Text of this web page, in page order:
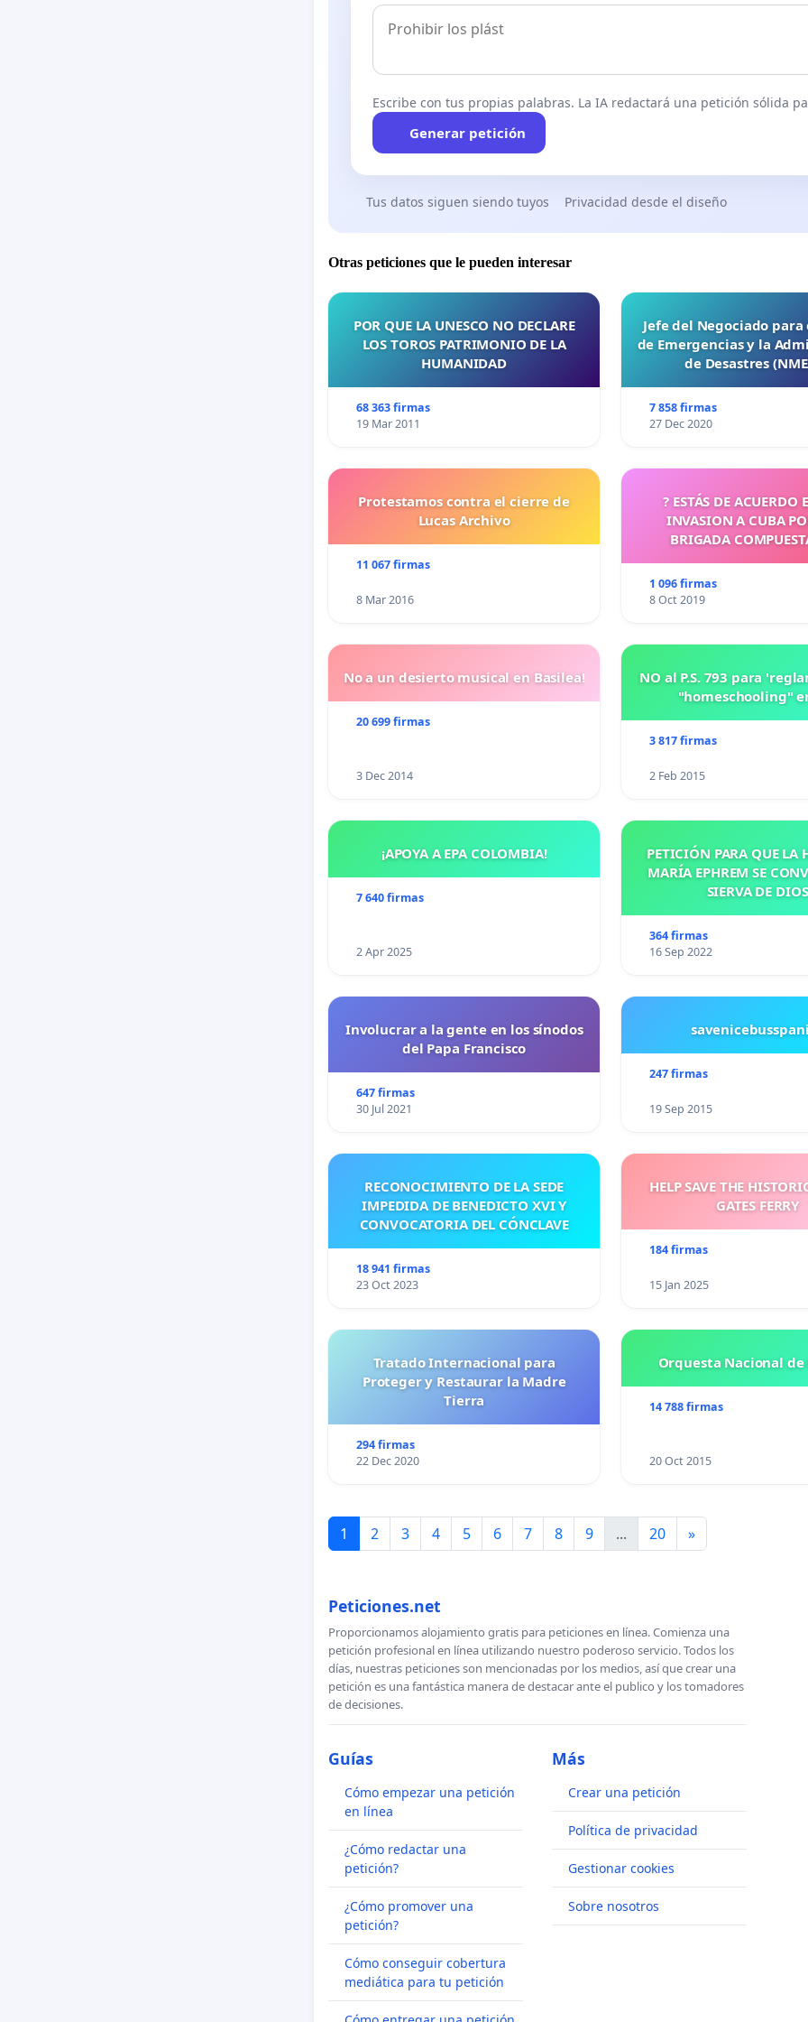
Escribe con tus propias palabras. La IA redactará una petición sólida
Generar petición
Tus datos siguen siendo tuyos Privacidad desde el diseño
Otras peticiones que le pueden interesar
POR QUE LA UNESCO NO DECLARE
LOS TOROS PATRIMONIO DE LA
HUMANIDAD
68 363 firmas
19 Mar 2011
Jefe del Negociado
de Emergencias y la
de Desastres
7 858 firmas
27 Dec 2020
Protestamos contra el cierre de
Lucas Archivo
11 067 firmas
8 Mar 2016
? ESTÁS DE ACUERDO
INVASION A CUBA
BRIGADA
1 096 firmas
8 Oct 2019
No a un desierto musical en Basilea!
20 699 firmas
3 Dec 2014
NO al P.S. 793 para
"homeschooling"
3 817 firmas
2 Feb 2015
¡APOYA A EPA COLOMBIA!
7 640 firmas
2 Apr 2025
PETICIÓN PARA QUE LA
MARÍA EPHREM SE
SIERVA DE DIOS
364 firmas
16 Sep 2022
Involucrar a la gente en los sínodos
del Papa Francisco
647 firmas
30 Jul 2021
247 firmas
19 Sep 2015
RECONOCIMIENTO DE LA SEDE
IMPEDIDA DE BENEDICTO XVI Y
CONVOCATORIA DEL CÓNCLAVE
18 941 firmas
23 Oct 2023
HELP SAVE THE
GATES FERRY
184 firmas
15 Jan 2025
Tratado Internacional para
Proteger y Restaurar la Madre
Tierra
294 firmas
22 Dec 2020
Orquesta Nacional de
14 788 firmas
20 Oct 2015
1 2 3 4 5 6 7 8 9 ... 20 »
Peticiones.net
Proporcionamos alojamiento gratis para peticiones en línea. Comienza una
petición profesional en línea utilizando nuestro poderoso servicio. Todos los
días, nuestras peticiones son mencionadas por los medios, así que crear una
petición es una fantástica manera de destacar ante el publico y los tomadores
de decisiones.
Guías
Cómo empezar una petición
en línea
¿Cómo redactar una
petición?
¿Cómo promover una
petición?
Cómo conseguir cobertura
mediática para tu petición
Más
Crear una petición
Política de privacidad
Gestionar cookies
Sobre nosotros